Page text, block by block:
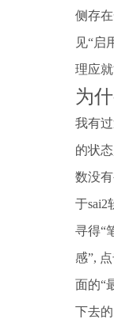
侧存
见“启
理应
为
我有
的状
数没
于sai2
寻得“
感”,
面的“
下去